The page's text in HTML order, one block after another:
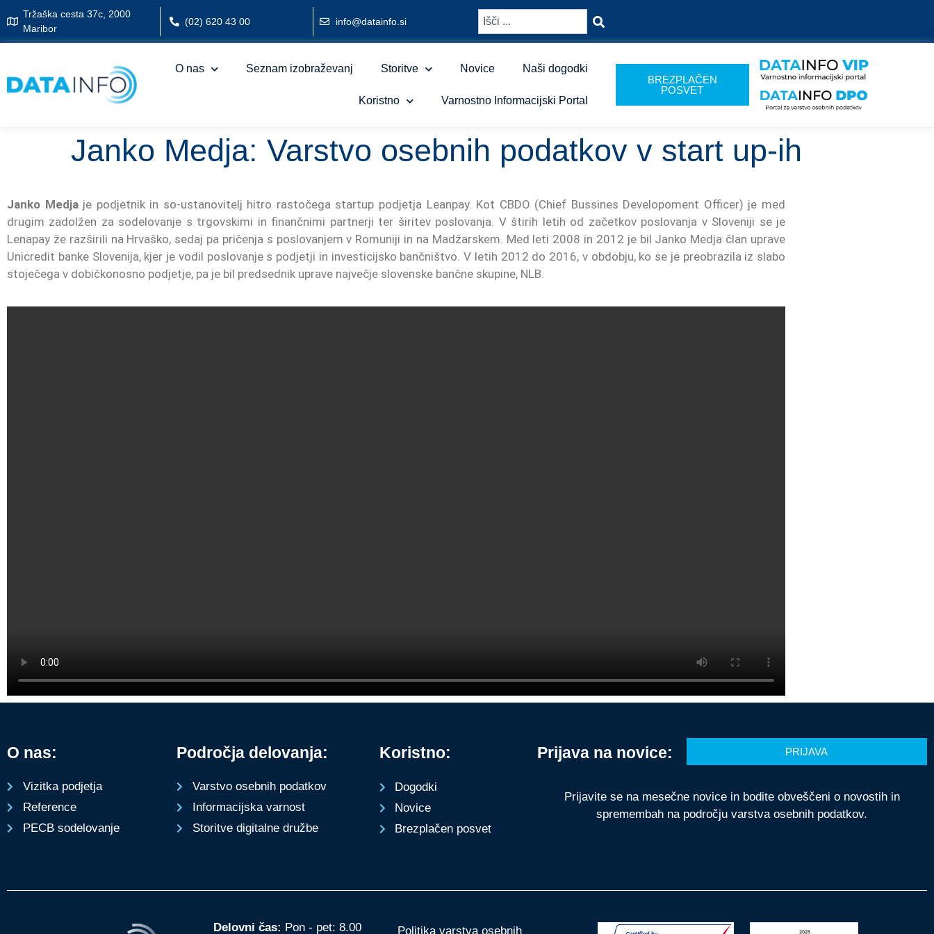
Tržaška cesta 37c, 2000
Maribor
(02) 620 43 00 info@datainfo.si
O nas Seznam izobraževanj Storitve Novice Naši dogodki
Koristno Varnostno Informacijski Portal
BREZPLAČEN
POSVET
Janko Medja: Varstvo osebnih podatkov v start up-ih
Janko Medjaje podjetnik in so-ustanovitelj hitro rastočega startup podjetja Leanpay. Kot CBDO (Chief Bussines Developoment Officer) je med
drugim zadolžen za sodelovanje s trgovskimi in finančnimi partnerji ter širitev poslovanja. V štirih letih od začetkov poslovanja v Sloveniji se je
Lenapay že razširili na Hrvaško, sedaj pa pričenja s poslovanjem v Romuniji in na Madžarskem. Med leti 2008 in 2012 je bil Janko Medja član uprave
Unicredit banke Slovenija, kjer je vodil poslovanje s podjetji in investicijsko bančništvo. V letih 2012 do 2016, v obdobju, ko se je preobrazila iz slabo
stoječega v dobičkonosno podjetje, pa je bil predsednik uprave največje slovenske bančne skupine, NLB.
O nas:
Vizitka podjetja
Reference
PECB sodelovanje
Področja delovanja:
Varstvo osebnih podatkov
Informacijska varnost
Storitve digitalne družbe
Koristno:
Dogodki
Novice
Brezplačen posvet
Prijava na novice: PRIJAVA
Prijavite se na mesečne novice in bodite obveščeni o novostih in
spremembah na področju varstva osebnih podatkov.
Delovni čas: Pon - pet: 8.00 Politika varstva osebnih